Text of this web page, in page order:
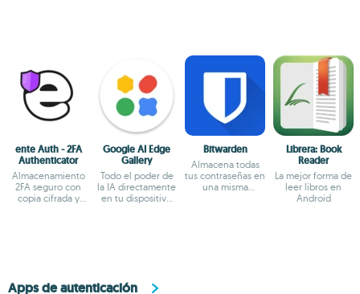
ente Auth - 2FA
Authenticator
Almacenamiento
2FA seguro con
copia cifrada y
Google AI Edge
Gallery
Todo el poder de
la IA directamente
en tu dispositivo
Bitwarden
Almacena todas
tus contraseñas en
una misma
Librera: Book
Reader
La mejor forma de
leer libros en
Android
Apps de autenticación